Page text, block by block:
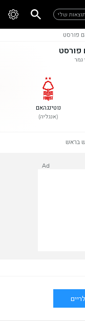
שלי
פורסט
פורסט
גמר
נוטינגהאם
(אנגליה)
בראש
Ad